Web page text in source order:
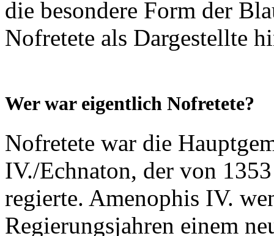
die besondere Form der
Nofretete als Dargestellte
Wer war eigentlich Nofretete?
Nofretete war die
IV./Echnaton, der von
regierte. Amenophis IV.
Regierungsjahren einem